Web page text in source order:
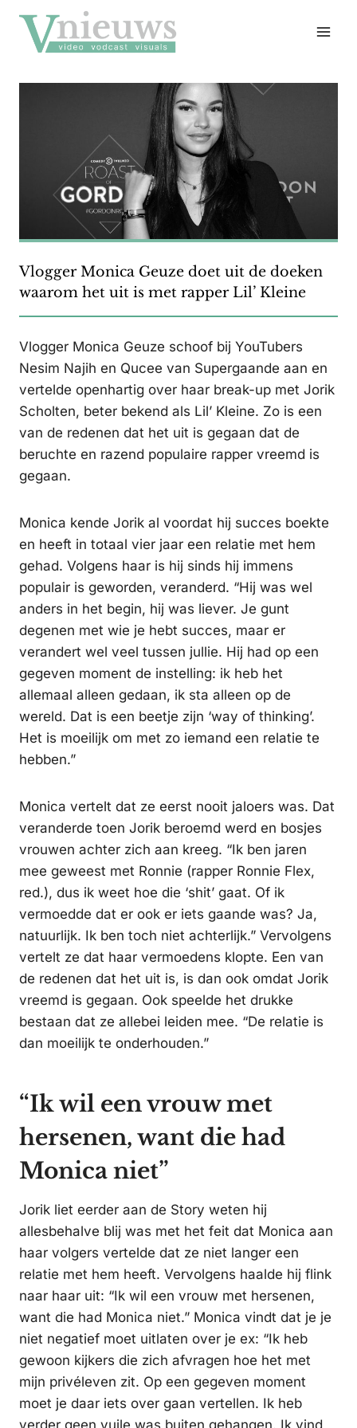
naar
inhoud
Vlogger Monica Geuze doet uit de doeken
waarom het uit is met rapper Lil’ Kleine
Vlogger Monica Geuze schoof bij YouTubers
Nesim Najih en Qucee van Supergaande aan en
vertelde openhartig over haar break-up met Jorik
Scholten, beter bekend als Lil’ Kleine. Zo is een
van de redenen dat het uit is gegaan dat de
beruchte en razend populaire rapper vreemd is
gegaan.
Monica kende Jorik al voordat hij succes boekte
en heeft in totaal vier jaar een relatie met hem
gehad. Volgens haar is hij sinds hij immens
populair is geworden, veranderd. “Hij was wel
anders in het begin, hij was liever. Je gunt
degenen met wie je hebt succes, maar er
verandert wel veel tussen jullie. Hij had op een
gegeven moment de instelling: ik heb het
allemaal alleen gedaan, ik sta alleen op de
wereld. Dat is een beetje zijn ‘way of thinking’.
Het is moeilijk om met zo iemand een relatie te
hebben.”
Monica vertelt dat ze eerst nooit jaloers was. Dat
veranderde toen Jorik beroemd werd en bosjes
vrouwen achter zich aan kreeg. “Ik ben jaren
mee geweest met Ronnie (rapper Ronnie Flex,
red.), dus ik weet hoe die ‘shit’ gaat. Of ik
vermoedde dat er ook er iets gaande was? Ja,
natuurlijk. Ik ben toch niet achterlijk.” Vervolgens
vertelt ze dat haar vermoedens klopte. Een van
de redenen dat het uit is, is dan ook omdat Jorik
vreemd is gegaan. Ook speelde het drukke
bestaan dat ze allebei leiden mee. “De relatie is
dan moeilijk te onderhouden.”
“Ik wil een vrouw met
hersenen, want die had
Monica niet”
Jorik liet eerder aan de Story weten hij
allesbehalve blij was met het feit dat Monica aan
haar volgers vertelde dat ze niet langer een
relatie met hem heeft. Vervolgens haalde hij flink
naar haar uit: “Ik wil een vrouw met hersenen,
want die had Monica niet.” Monica vindt dat je je
niet negatief moet uitlaten over je ex: “Ik heb
gewoon kijkers die zich afvragen hoe het met
mijn privéleven zit. Op een gegeven moment
moet je daar iets over gaan vertellen. Ik heb
verder geen vuile was buiten gehangen. Ik vind